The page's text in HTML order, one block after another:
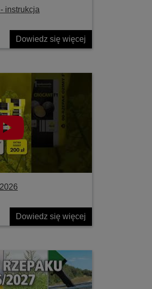
instrukcja
Dowiedz się więcej
Dowiedz się więcej